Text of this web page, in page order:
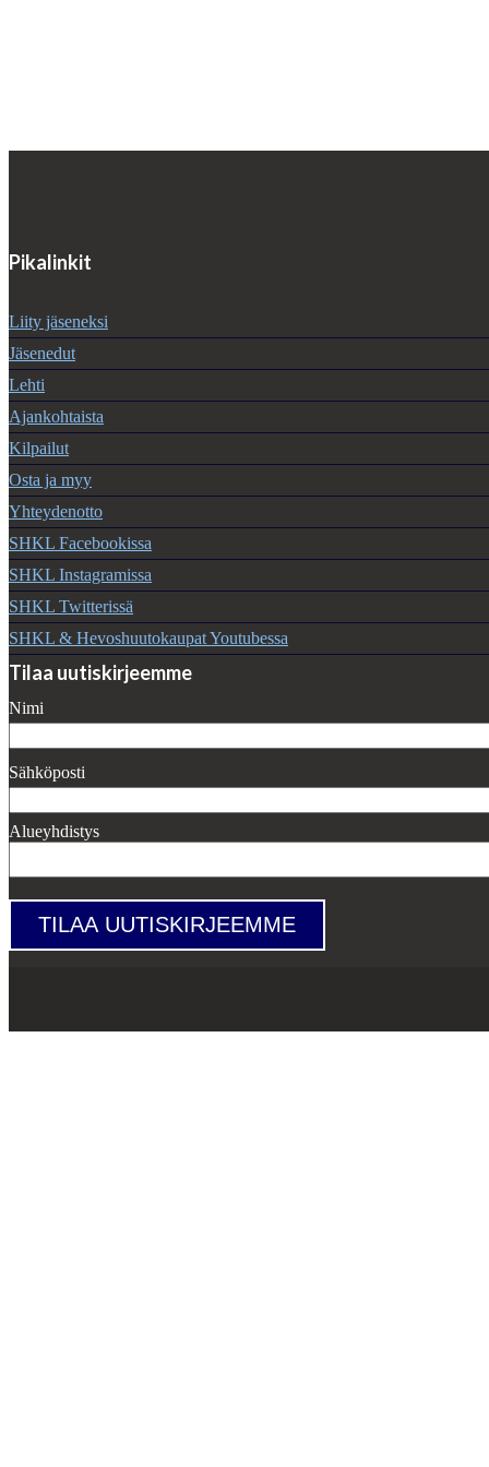
Pikalinkit
Liity jäseneksi
Jäsenedut
Lehti
Ajankohtaista
Kilpailut
Osta ja myy
Yhteydenotto
SHKL Facebookissa
SHKL Instagramissa
SHKL Twitterissä
SHKL & Hevoshuutokaupat Youtubessa
Tilaa uutiskirjeemme
Nimi
Sähköposti
Alueyhdistys
TILAA UUTISKIRJEEMME